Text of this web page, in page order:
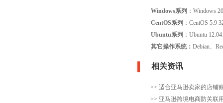
Windows系列 ：Windows
CentOS系列 ：CentOS 5.9
Ubuntu系列 ：Ubuntu
其它操作系统： Debian、
相关资讯
>> 适合亚马逊卖家的店铺
>> 亚马逊跨境电商防关联